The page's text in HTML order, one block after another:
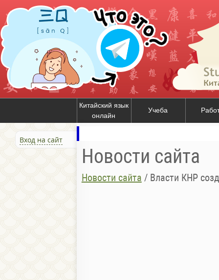
Китайский язык
онлайн
Учеба
Вход на сайт
Новости сайта
Новости сайта / Власти КНР